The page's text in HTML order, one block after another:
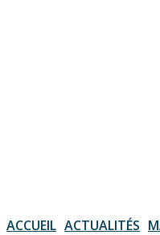
ACCUEIL ACTUALITÉS